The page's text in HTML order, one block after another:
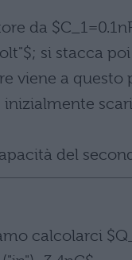
da
si stacca
viene a
del
calcolarci